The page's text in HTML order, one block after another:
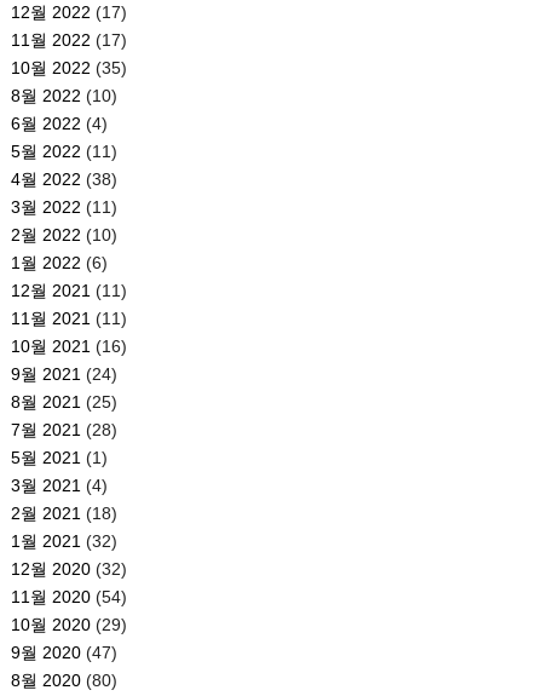
12월 2022 (17)
11월 2022 (17)
10월 2022 (35)
8월 2022 (10)
6월 2022 (4)
5월 2022 (11)
4월 2022 (38)
3월 2022 (11)
2월 2022 (10)
1월 2022 (6)
12월 2021 (11)
11월 2021 (11)
10월 2021 (16)
9월 2021 (24)
8월 2021 (25)
7월 2021 (28)
5월 2021 (1)
3월 2021 (4)
2월 2021 (18)
1월 2021 (32)
12월 2020(32)
11월 2020(54)
10월 2020(29)
9월 2020(47)
8월 2020(80)